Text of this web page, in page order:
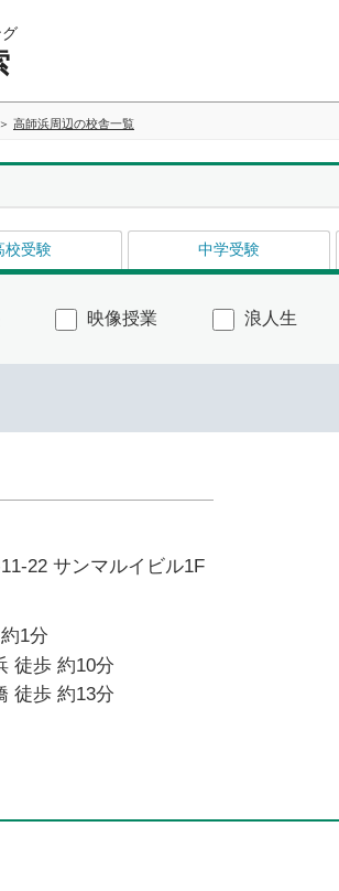
高師浜周辺の校舎一覧
校受験 中学受験
映像授業 浪人生
22 サンマルイビル1F
1分
徒歩 約10分
徒歩 約13分